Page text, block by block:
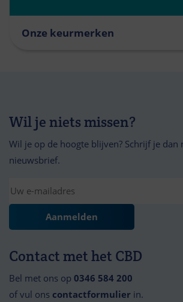
Onze keurmerken
Wil je niets missen?
Wil je op de hoogte blijven? Schrijf je dan
nieuwsbrief.
Contact met het CBD
Bel met ons op 0346 584 200
of vul ons contactformulier in.